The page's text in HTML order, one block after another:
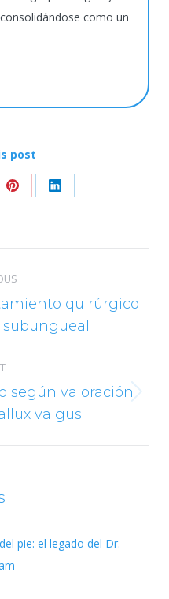
como un
post
Share
Pinterest
Share
LinkedIn
quirúrgico
según valoración
valgus
pie: el legado del Dr.